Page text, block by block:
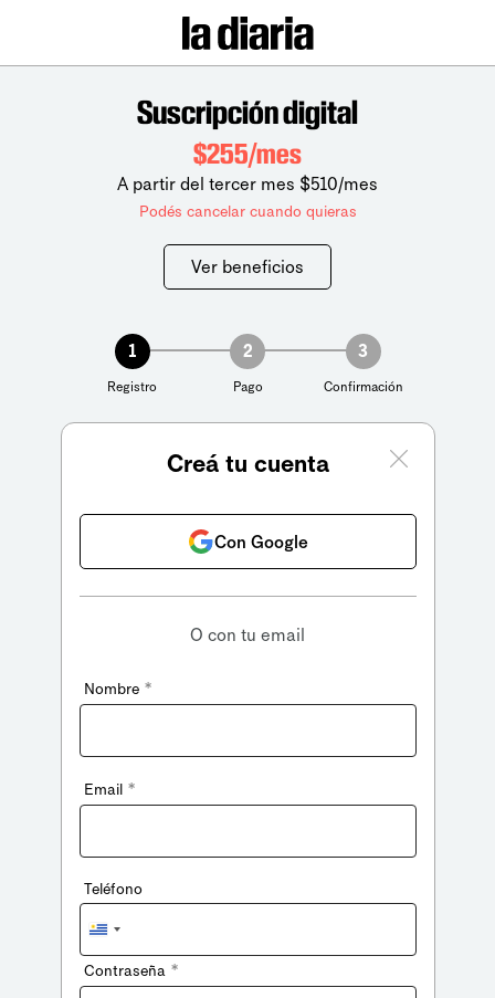
Suscripción digital
$255/mes
A partir del tercer mes $510/mes
Podés cancelar cuando quieras
Ver beneficios
1
Registro
2
Pago
3
Confirmación
Creá tu cuenta
Con Google
O con tu email
Nombre *
Email *
Teléfono
Uruguay
+598
Contraseña *